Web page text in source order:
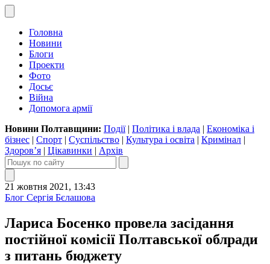
Головна
Новини
Блоги
Проекти
Фото
Досьє
Війна
Допомога армії
Новини Полтавщини: Події| Політика і влада | Економіка і
бізнес | Спорт | Суспільство | Культура і освіта | Кримінал |
Здоров’я | Цікавинки | Архів
21 жовтня 2021, 13:43
Блог Сергія Бєлашова
Лариса Босенко провела засідання
постійної комісії Полтавської облради
з питань бюджету